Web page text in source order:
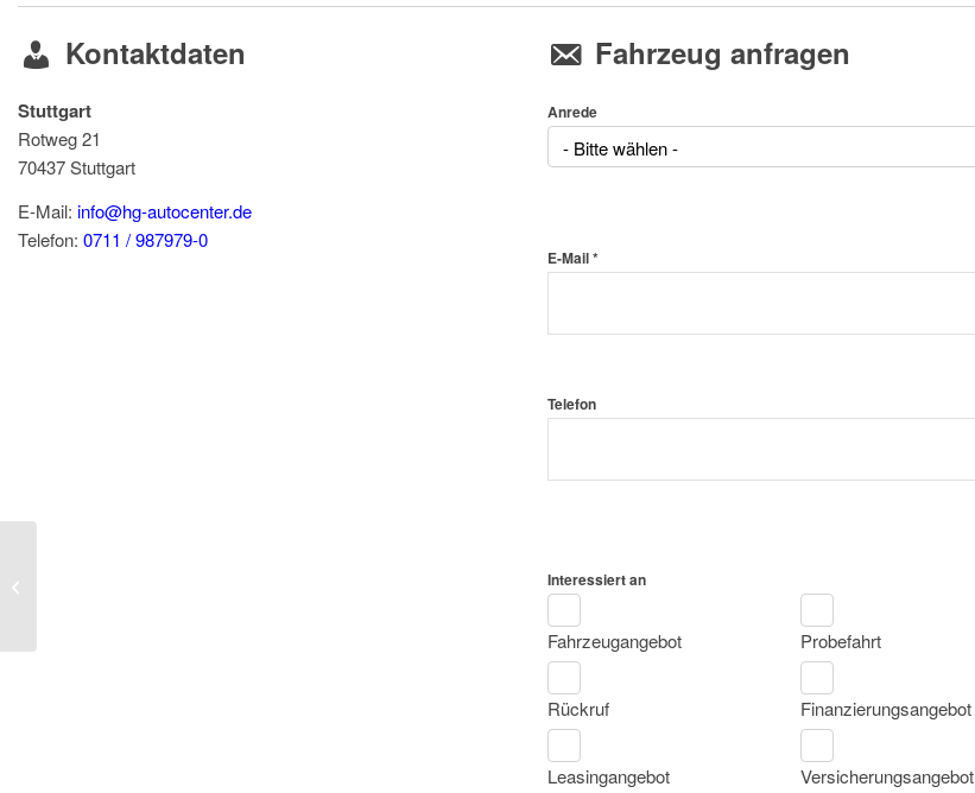
Kontaktdaten
Stuttgart
Rotweg 21
70437Stuttgart
E-Mail: info@hg-autocenter.de
Telefon: 0711 / 987979-0
Fahrzeug anfragen
Anrede
- Bitte wählen -
E-Mail *
Telefon
Interessiert an
Fahrzeugangebot Probefahrt
Rückruf Finanzierungsangebot
Leasingangebot Versicherungsangebot